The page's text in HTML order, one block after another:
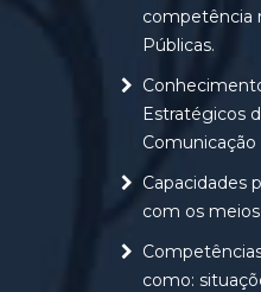
competência
Públicas.
Estratégicos
Capacidades
com os
como: